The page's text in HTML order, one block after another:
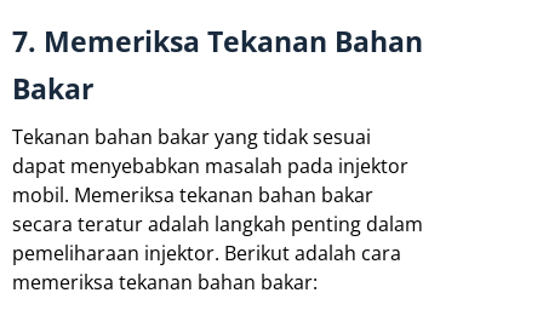
7. Memeriksa Tekanan Bahan
Bakar
Tekanan bahan bakar yang tidak sesuai
dapat menyebabkan masalah pada injektor
mobil. Memeriksa tekanan bahan bakar
secara teratur adalah langkah penting dalam
pemeliharaan injektor. Berikut adalah cara
memeriksa tekanan bahan bakar: